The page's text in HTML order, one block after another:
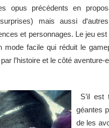
opus précédents en
mais aussi
et personnages. Le jeu
mode facile qui réduit le
l’histoire et le côté aventure-
S’il est
géantes
de les